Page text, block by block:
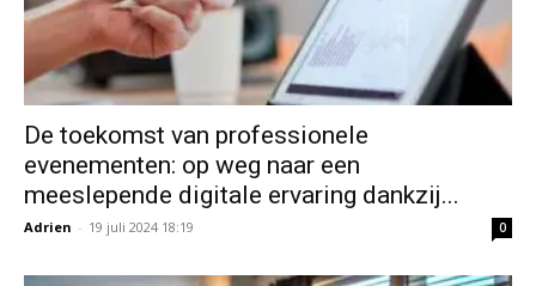
De toekomst van professionele
evenementen: op weg naar een
meeslepende digitale ervaring dankzij...
Adrien - 19 juli 2024 18:19 0